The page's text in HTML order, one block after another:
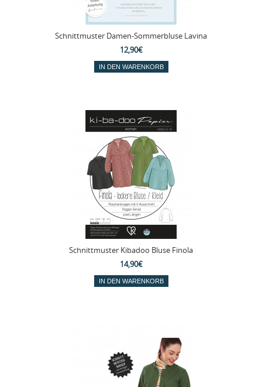
Schnittmuster Damen-Sommerbluse Lavina
12,90€
Schnittmuster Kibadoo Bluse Finola
14,90€